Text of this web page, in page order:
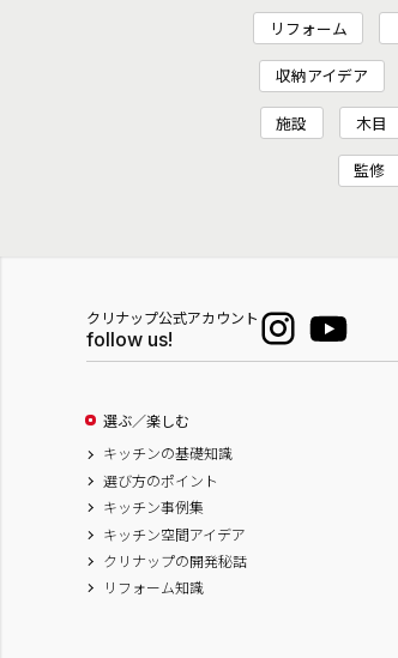
リフォーム
収納アイデア
施設 木目
監修
クリナップ公式アカウント
follow us!
選ぶ／楽しむ
キッチンの基礎知識
選び方のポイント
キッチン事例集
キッチン空間アイデア
クリナップの開発秘話
リフォーム知識